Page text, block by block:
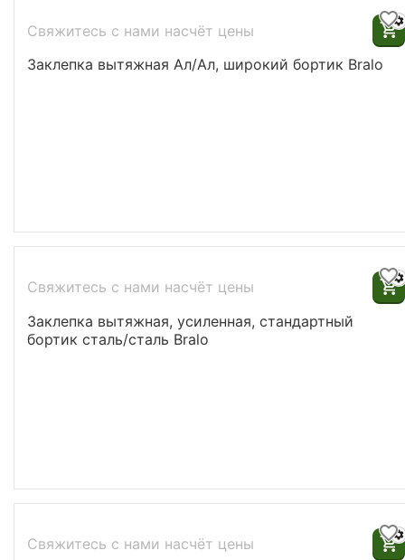
Свяжитесь с нами насчёт цены
Заклепка вытяжная Ал/Ал, широкий бортик Bralo
Свяжитесь с нами насчёт цены
Заклепка вытяжная, усиленная, стандартный
бортик cталь/cталь Bralo
Свяжитесь с нами насчёт цены